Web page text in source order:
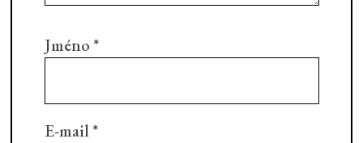
Jméno*
E-mail*